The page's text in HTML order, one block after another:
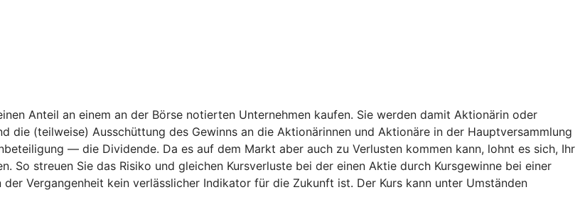
Anteil an einem an der Börse notierten Unternehmen kaufen. Sie werden damit Aktionärin oder
die (teilweise) Ausschüttung des Gewinns an die Aktionärinnen und Aktionäre in der Hauptversammlung
— die Dividende. Da es auf dem Markt aber auch zu Verlusten kommen kann, lohnt es sich, Ihr
So streuen Sie das Risiko und gleichen Kursverluste bei der einen Aktie durch Kursgewinne bei einer
Vergangenheit kein verlässlicher Indikator für die Zukunft ist. Der Kurs kann unter Umständen